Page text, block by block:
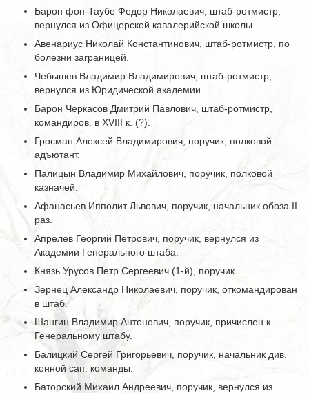
Барон фон-Таубе Федор Николаевич, штаб-ротмистр,
вернулся из Офицерской кавалерийской школы.
Авенариус Николай Константинович, штаб-ротмистр, по
болезни заграницей.
Чебышев Владимир Владимирович, штаб-ротмистр,
вернулся из Юридической академии.
Барон Черкасов Дмитрий Павлович, штаб-ротмистр,
командиров. в XVIII к. (?).
Гросман Алексей Владимирович, поручик, полковой
адъютант.
Палицын Владимир Михайлович, поручик, полковой
казначей.
Афанасьев Ипполит Львович, поручик, начальник обоза II
раз.
Апрелев Георгий Петрович, поручик, вернулся из
Академии Генерального штаба.
Князь Урусов Петр Сергеевич (1-й), поручик.
Зернец Александр Николаевич, поручик, откомандирован
в штаб.
Шангин Владимир Антонович, поручик, причислен к
Генеральному штабу.
Балицкий Сергей Григорьевич, поручик, начальник див.
конной сап. команды.
Баторский Михаил Андреевич, поручик, вернулся из